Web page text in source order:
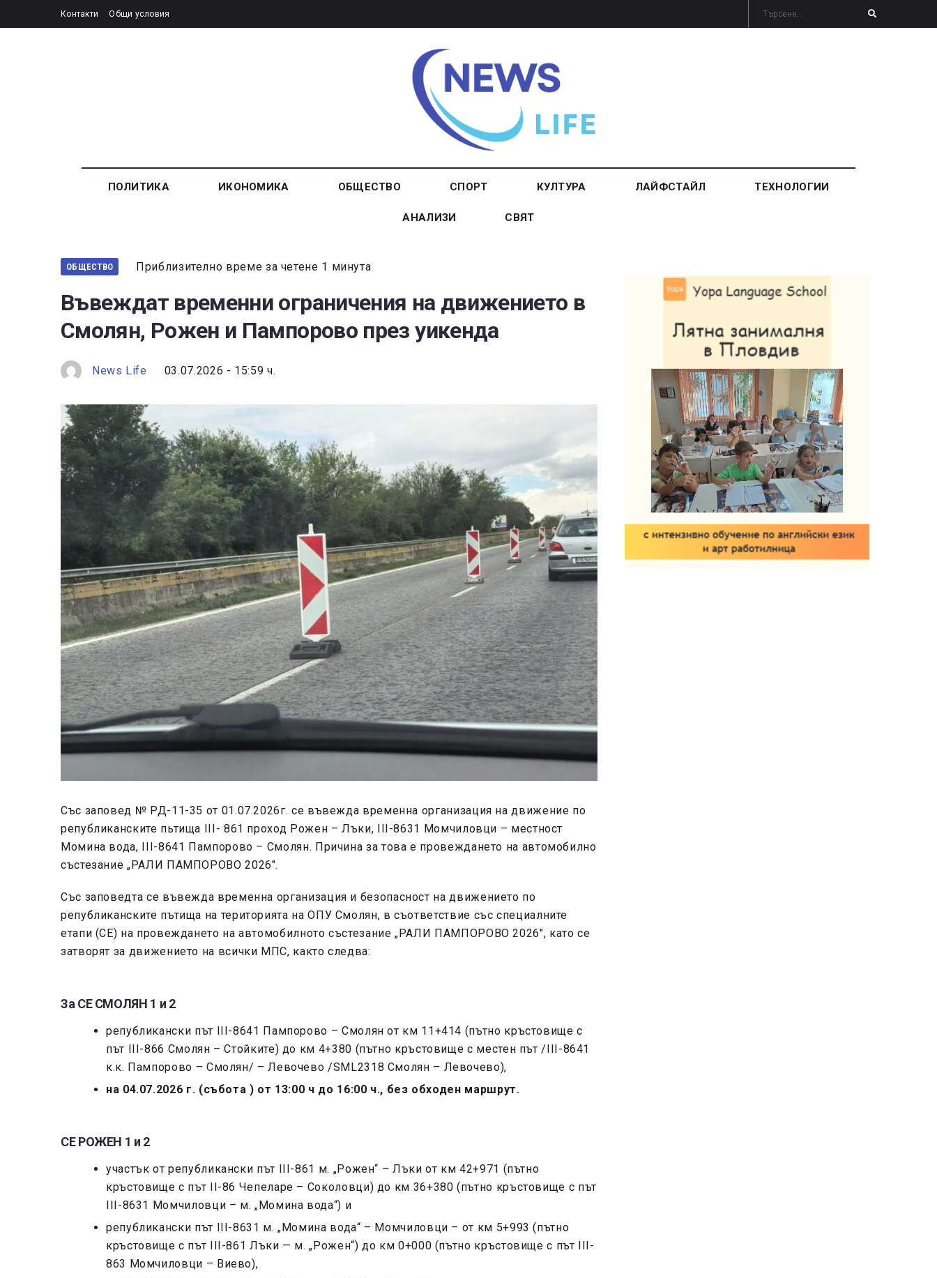
Контакти Общи условия
ПОЛИТИКА ИКОНОМИКА ОБЩЕСТВО СПОРТ КУЛТУРА ЛАЙФСТАЙЛ ТЕХНОЛОГИИ
АНАЛИЗИ СВЯТ
ОБЩЕСТВО Приблизително време за четене 1 минута
Въвеждат временни ограничения на движението в
Смолян, Рожен и Пампорово през уикенда
News Life 03.07.2026 - 15:59 ч.
Със заповед № РД-11-35 от 01.07.2026г. се въвежда временна организация на движение по
републиканските пьтища III- 861 проход Рожен – Лъки, III-8631 Момчиловци – местност
Момина вода, III-8641 Пампорово – Смолян. Причина за това е провеждането на автомобилно
състезание „РАЛИ ПАМПОРОВО 2026″.
Със заповедта се въвежда временна организация и безопасност на движението по
републиканските пътища на територията на ОПУ Смолян, в съответствие със специалните
етапи (СЕ) на провеждането на автомобилното състезание „РАЛИ ПАМПОРОВО 2026″, като се
затворят за движението на всички МПС, както следва:
За СЕ СМОЛЯН 1 и 2
републикански път III-8641 Пампорово – Смолян от км 11+414 (пътно кръстовище с
път III-866 Смолян – Стойките) до км 4+380 (пътно кръстовище с местен път /III-8641
к.к. Пампорово – Смолян/ – Левочево /SML2318 Смолян – Левочево),
на 04.07.2026 г. (събота ) от 13:00 ч до 16:00 ч., без обходен маршрут.
СЕ РОЖЕН 1 и 2
участък от републикански път III-861 м. „Рожен“ – Лъки от км 42+971 (пътно
кръстовище с път II-86 Чепеларе – Соколовци) до км 36+380 (пътно кръстовище с път
III-8631 Момчиловци – м. „Момина вода“) и
републикански път III-8631 м. „Момина вода“ – Момчиловци – от км 5+993 (пътно
кръстовище с път III-861 Лъки — м. „Рожен“) до км 0+000 (пътно кръстовище с път III-
863 Момчиловци – Виево),